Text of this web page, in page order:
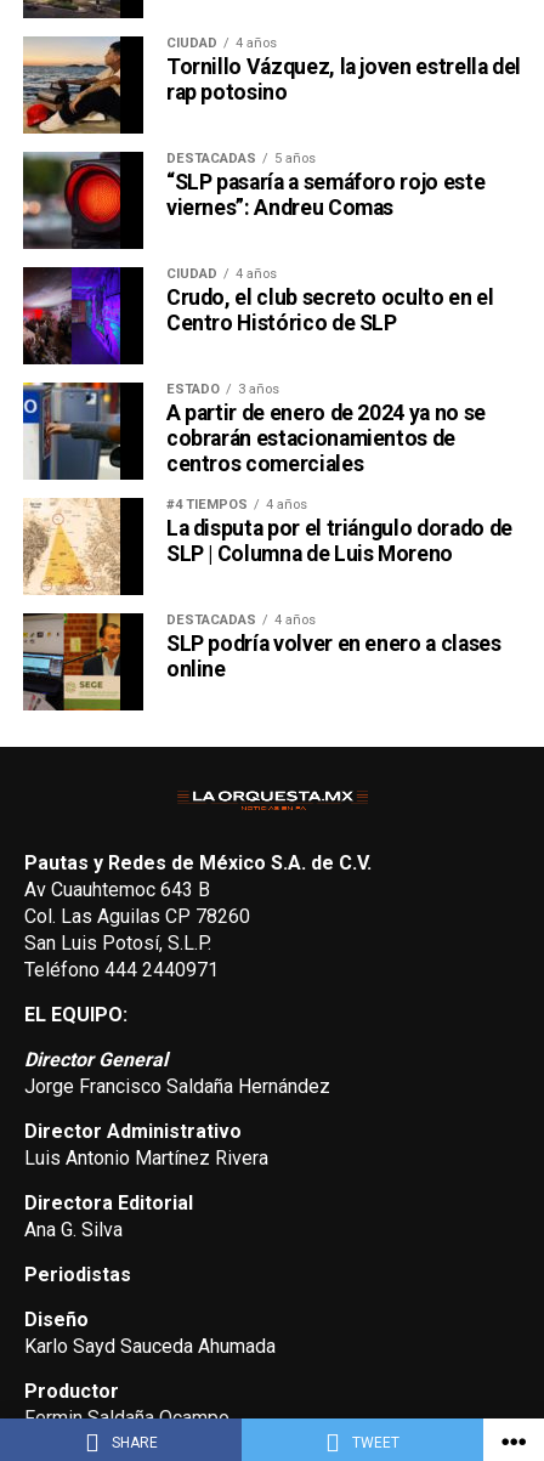
SHARE TWEET
CIUDAD 4 años
Tornillo Vázquez, la joven estrella del
rap potosino
DESTACADAS 5 años
“SLP pasaría a semáforo rojo este
viernes”: Andreu Comas
CIUDAD 4 años
Crudo, el club secreto oculto en el
Centro Histórico de SLP
ESTADO 3 años
A partir de enero de 2024 ya no se
cobrarán estacionamientos de
centros comerciales
#4 TIEMPOS 4 años
La disputa por el triángulo dorado de
SLP | Columna de Luis Moreno
DESTACADAS 4 años
SLP podría volver en enero a clases
online
Pautas y Redes de México S.A. de C.V.
Av Cuauhtemoc 643 B
Col. Las Aguilas CP 78260
San Luis Potosí, S.L.P.
Teléfono 444 2440971
EL EQUIPO:
Director General
Jorge Francisco Saldaña Hernández
Director Administrativo
Luis Antonio Martínez Rivera
Directora Editorial
Ana G. Silva
Periodistas
Diseño
Karlo Sayd Sauceda Ahumada
Productor
Fermin Saldaña Ocampo